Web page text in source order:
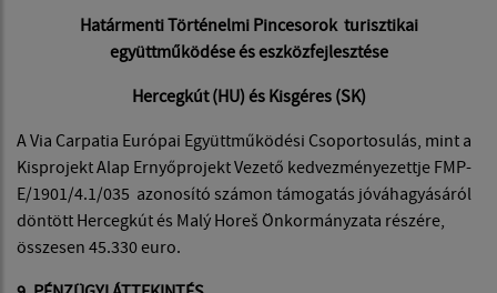
Határmenti Történelmi Pincesorok turisztikai
együttműködése és eszközfejlesztése
Hercegkút (HU) és Kisgéres (SK)
A Via Carpatia Európai Együttműködési Csoportosulás, mint a
Kisprojekt Alap Ernyőprojekt Vezető kedvezményezettje FMP-
E/1901/4.1/035 azonosító számon támogatás jóváhagyásáról
döntött Hercegkút és Malý Horeš Önkormányzata részére,
összesen 45.330 euro.